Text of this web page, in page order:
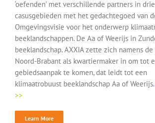
‘oefenden’ met verschillende partners in drie
casusgebieden met het gedachtegoed van
Omgevingsvisie voor het onderwerp
beeklandschappen. De Aa of Weerijs in
beeklandschap. AXXIA zette zich namens
Noord-Brabant als kwartiermaker in om tot
gebiedsaanpak te komen, dat leidt tot een
klimaatrobuust beeklandschap Aa of Weerijs.
>>
Learn More